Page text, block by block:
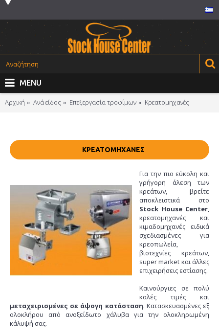
MENU
Αρχική Ανά είδος Επεξεργασία τροφίμων Κρεατομηχανές
ΚΡΕΑΤΟΜΗΧΑΝΈΣ
Για την πιο εύκολη και
γρήγορη άλεση των
κρεάτων, βρείτε
αποκλειστικά στο
Stock House Center,
κρεατομηχανές και
κιμαδομηχανές ειδικά
σχεδιασμένες για
κρεοπωλεία,
βιοτεχνίες κρεάτων,
super market και άλλες
επιχειρήσεις εστίασης.
Καινούργιες σε πολύ
καλές τιμές και
μεταχειρισμένες σε άψογη κατάσταση. Κατασκευασμένες εξ
ολοκλήρου από ανοξείδωτο χάλυβα για την ολοκληρωμένη
κάλυψή σας.